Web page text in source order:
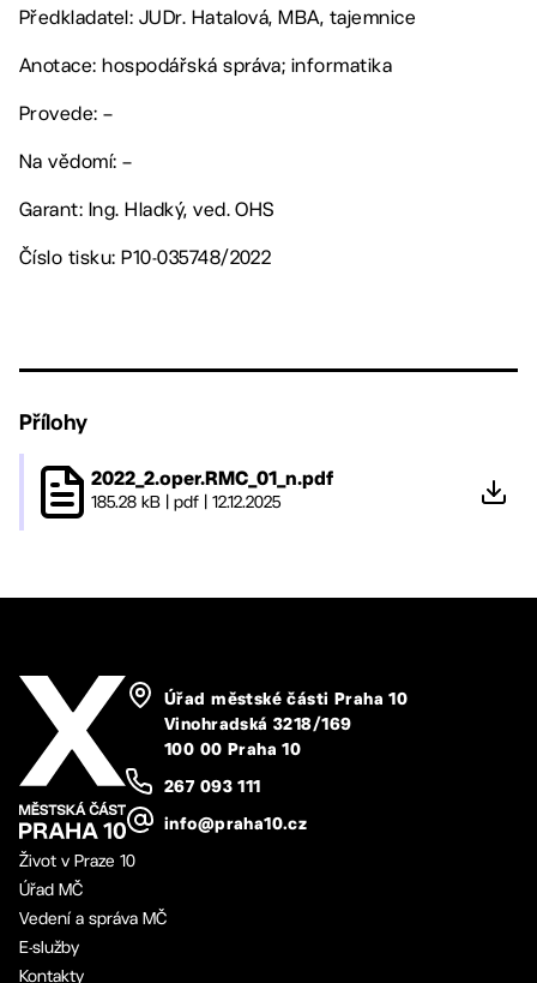
Předkladatel: JUDr. Hatalová, MBA, tajemnice
Anotace: hospodářská správa; informatika
Provede: –
Na vědomí: –
Garant: Ing. Hladký, ved. OHS
Číslo tisku: P10-035748/2022
Přílohy
2022_2.oper.RMC_01_n.pdf
185.28 kB pdf 12.12.2025
Úřad městské části Praha 10
Vinohradská 3218/169
100 00 Praha 10
267 093 111
info@praha10.cz
Život v Praze 10
Úřad MČ
Vedení a správa MČ
E-služby
Kontakty